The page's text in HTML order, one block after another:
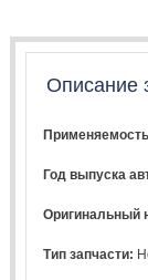
Описание
Год выпуска
Оригинальный
Тип запчасти: